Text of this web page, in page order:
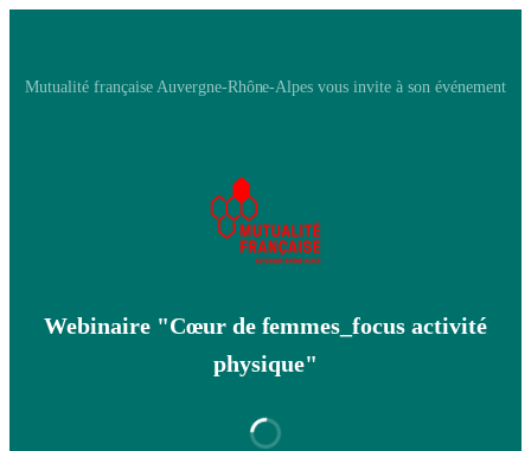
Mutualité française Auvergne-Rhône-Alpes vous invite à son événement
Webinaire "Cœur de femmes_focus activité
physique"